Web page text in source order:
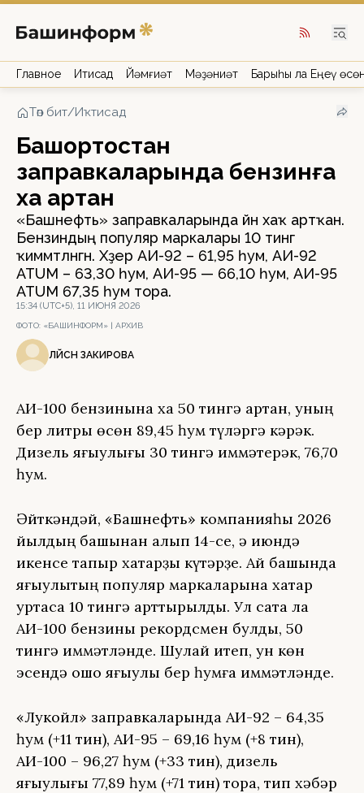
Главное Иҡтисад Йәмғиәт Мәҙәниәт Барыһы ла Еңеү
Төп бит/Иҡтисад
Башҡортостан
заправкаларында бензинға
хаҡ артҡан
«Башнефть» заправкаларында йәнә хаҡ артҡан.
Бензиндың популяр маркалары 10 тингә
ҡиммәтләнгән. Хәҙер АИ-92 – 61,95 һум, АИ-92
ATUM – 63,30 һум, АИ-95 — 66,10 һум, АИ-95
ATUM 67,35 һум тора.
15:34 (UTC+5), 11 ИЮНЯ 2026
ФОТО: «БАШИНФОРМ» | АРХИВ
ЛӘЙСӘН ЗАКИРОВА
АИ-100 бензинына хаҡ 50 тингә артҡан, уның
бер литры өсөн 89,45 һум түләргә кәрәк.
Дизель яғыулығы 30 тингә ҡиммәтерәк, 76,70
һум.
Әйткәндәй, «Башнефть» компанияһы 2026
йылдың башынан алып 14-се, ә июндә
икенсе тапҡыр хаҡтарҙы күтәрҙе. Ай башында
яғыулыҡтың популяр маркаларына хаҡтар
уртаса 10 тингә арттырылды. Ул саҡта ла
АИ-100 бензины рекордсмен булды, 50
тингә ҡиммәтләнде. Шулай итеп, ун көн
эсендә ошо яғыулыҡ бер һумға ҡиммәтләнде.
«Лукойл» заправкаларында АИ-92 – 64,35
һум (+11 тин), АИ-95 – 69,16 һум (+8 тин),
АИ-100 – 96,27 һум (+33 тин), дизель
яғыулығы 77,89 һум (+71 тин) тора, тип хәбәр